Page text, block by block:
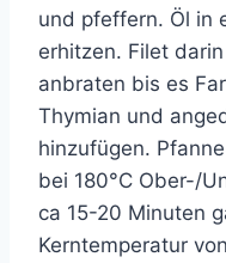
und pfeffern. Öl in
erhitzen. Filet
anbraten bis es
Thymian und
hinzufügen.
bei 180°C Ober-/
ca 15-20 Minuten
Kerntemperatur